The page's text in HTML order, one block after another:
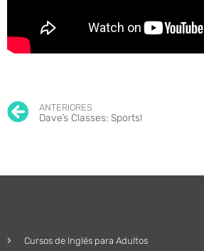
ANTERIORES
Dave’s Classes: Sports!
Cursos de Inglés para Adultos